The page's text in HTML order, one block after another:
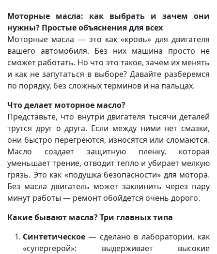
Моторные масла: как выбрать и зачем они
нужны? Простые объяснения для всех
Моторные масла — это как «кровь» для двигателя
вашего автомобиля. Без них машина просто не
сможет работать. Но что это такое, зачем их менять
и как не запутаться в выборе? Давайте разберемся
по порядку, без сложных терминов и на пальцах.
Что делает моторное масло?
Представьте, что внутри двигателя тысячи деталей
трутся друг о друга. Если между ними нет смазки,
они быстро перегреются, износятся или сломаются.
Масло создает защитную пленку, которая
уменьшает трение, отводит тепло и убирает мелкую
грязь. Это как «подушка безопасности» для мотора.
Без масла двигатель может заклинить через пару
минут работы — ремонт обойдется очень дорого.
Какие бывают масла? Три главных типа
Синтетическое — сделано в лаборатории, как
«супергерой»: выдерживает высокие